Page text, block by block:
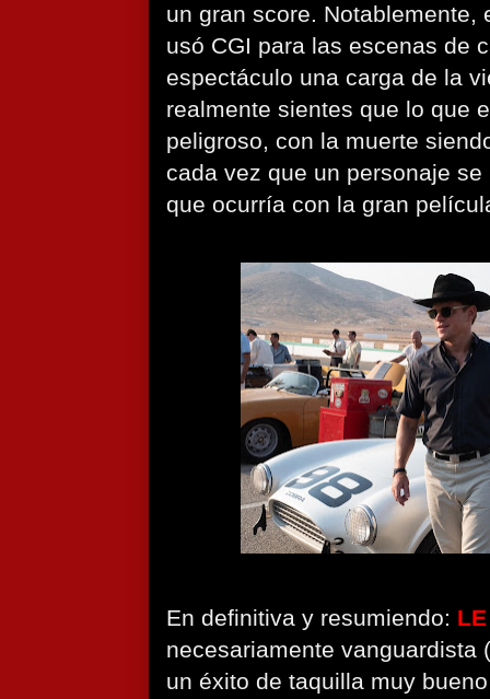
un gran score. Notablemente,
usó CGI para las escenas de
espectáculo una carga de la
realmente sientes que lo que
peligroso, con la muerte
cada vez que un personaje
que ocurría con la gran
En definitiva y resumiendo:
necesariamente vanguardista
un éxito de taquilla muy